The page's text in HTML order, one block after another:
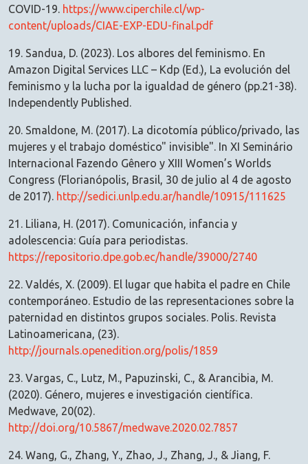
COVID-19. https://www.ciperchile.cl/wp-
content/uploads/CIAE-EXP-EDU-final.pdf
19. Sandua, D. (2023). Los albores del feminismo. En
Amazon Digital Services LLC – Kdp (Ed.), La evolución del
feminismo y la lucha por la igualdad de género (pp.21-38).
Independently Published.
20. Smaldone, M. (2017). La dicotomía público/privado, las
mujeres y el trabajo doméstico" invisible". In XI Seminário
Internacional Fazendo Gênero y XIII Women’s Worlds
Congress (Florianópolis, Brasil, 30 de julio al 4 de agosto
de 2017). http://sedici.unlp.edu.ar/handle/10915/111625
21. Liliana, H. (2017). Comunicación, infancia y
adolescencia: Guía para periodistas.
https://repositorio.dpe.gob.ec/handle/39000/2740
22. Valdés, X. (2009). El lugar que habita el padre en Chile
contemporáneo. Estudio de las representaciones sobre la
paternidad en distintos grupos sociales. Polis. Revista
Latinoamericana, (23).
http://journals.openedition.org/polis/1859
23. Vargas, C., Lutz, M., Papuzinski, C., & Arancibia, M.
(2020). Género, mujeres e investigación científica.
Medwave, 20(02).
http://doi.org/10.5867/medwave.2020.02.7857
24. Wang, G., Zhang, Y., Zhao, J., Zhang, J., & Jiang, F.